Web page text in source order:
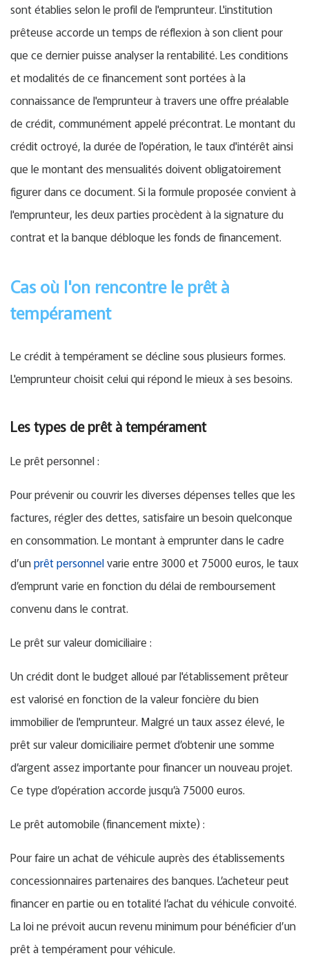
sont établies selon le profil de l'emprunteur. L'institution
prêteuse accorde un temps de réflexion à son client pour
que ce dernier puisse analyser la rentabilité. Les conditions
et modalités de ce financement sont portées à la
connaissance de l'emprunteur à travers une offre préalable
de crédit, communément appelé précontrat. Le montant du
crédit octroyé, la durée de l'opération, le taux d'intérêt ainsi
que le montant des mensualités doivent obligatoirement
figurer dans ce document. Si la formule proposée convient à
l'emprunteur, les deux parties procèdent à la signature du
contrat et la banque débloque les fonds de financement.
Cas où l'on rencontre le prêt à
tempérament
Le crédit à tempérament se décline sous plusieurs formes.
L'emprunteur choisit celui qui répond le mieux à ses besoins.
Les types de prêt à tempérament
Le prêt personnel :
Pour prévenir ou couvrir les diverses dépenses telles que les
factures, régler des dettes, satisfaire un besoin quelconque
en consommation. Le montant à emprunter dans le cadre
d’unprêt personnelvarie entre 3000 et 75000 euros, le taux
d’emprunt varie en fonction du délai de remboursement
convenu dans le contrat.
Le prêt sur valeur domiciliaire :
Un crédit dont le budget alloué par l'établissement prêteur
est valorisé en fonction de la valeur foncière du bien
immobilier de l'emprunteur. Malgré un taux assez élevé, le
prêt sur valeur domiciliaire permet d’obtenir une somme
d’argent assez importante pour financer un nouveau projet.
Ce type d’opération accorde jusqu’à 75000 euros.
Le prêt automobile (financement mixte) :
Pour faire un achat de véhicule auprès des établissements
concessionnaires partenaires des banques. L’acheteur peut
financer en partie ou en totalité l’achat du véhicule convoité.
La loi ne prévoit aucun revenu minimum pour bénéficier d’un
prêt à tempérament pour véhicule.